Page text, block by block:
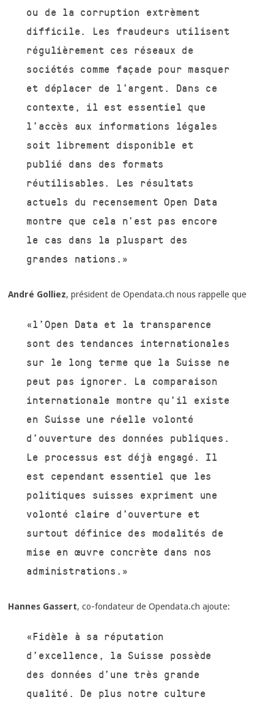
ou de la corruption extrèment
difficile. Les fraudeurs utilisent
régulièrement ces réseaux de
sociétés comme façade pour masquer
et déplacer de l’argent. Dans ce
contexte, il est essentiel que
l’accès aux informations légales
soit librement disponible et
publié dans des formats
réutilisables. Les résultats
actuels du recensement Open Data
montre que cela n’est pas encore
le cas dans la pluspart des
grandes nations.»
André Golliez, président de Opendata.ch nous rappelle que
«l’Open Data et la transparence
sont des tendances internationales
sur le long terme que la Suisse ne
peut pas ignorer. La comparaison
internationale montre qu’il existe
en Suisse une réelle volonté
d’ouverture des données publiques.
Le processus est déjà engagé. Il
est cependant essentiel que les
politiques suisses expriment une
volonté claire d’ouverture et
surtout définice des modalités de
mise en œuvre concrète dans nos
administrations.»
Hannes Gassert, co-fondateur de Opendata.ch ajoute:
«Fidèle à sa réputation
d’excellence, la Suisse possède
des données d’une très grande
qualité. De plus notre culture